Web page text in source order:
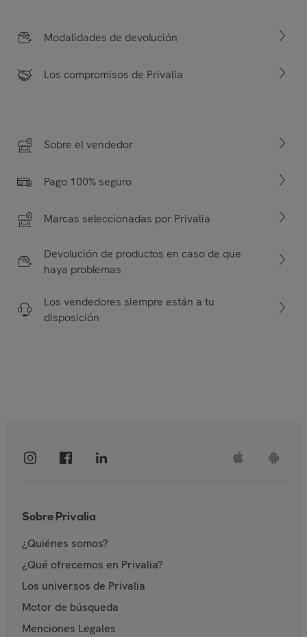
Modalidades de devolución
Los compromisos de Privalia
Sobre el vendedor
Pago 100% seguro
Marcas seleccionadas por Privalia
Devolución de productos en caso de que
haya problemas
Los vendedores siempre están a tu
disposición
Sobre Privalia
¿Quiénes somos?
¿Qué ofrecemos en Privalia?
Los universos de Privalia
Motor de búsqueda
Menciones Legales